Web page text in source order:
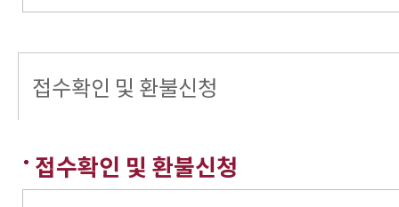
접수확인 및 환불신청
접수확인 및 환불신청